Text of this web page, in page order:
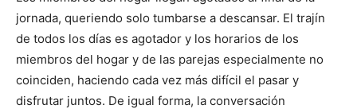
jornada, queriendo solo tumbarse a descansar. El trajín
de todos los días es agotador y los horarios de los
miembros del hogar y de las parejas especialmente no
coinciden, haciendo cada vez más difícil el pasar y
disfrutar juntos. De igual forma, la conversación